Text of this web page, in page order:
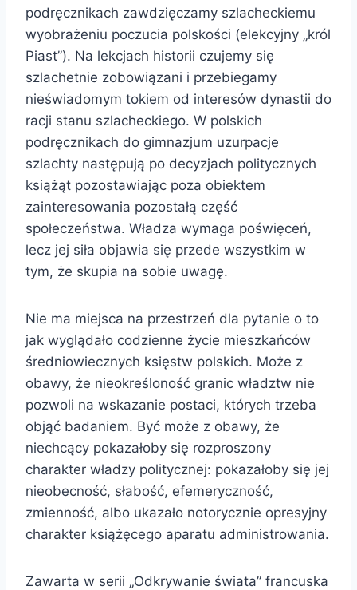
podręcznikach zawdzięczamy szlacheckiemu
wyobrażeniu poczucia polskości (elekcyjny „król
Piast”). Na lekcjach historii czujemy się
szlachetnie zobowiązani i przebiegamy
nieświadomym tokiem od interesów dynastii do
racji stanu szlacheckiego. W polskich
podręcznikach do gimnazjum uzurpacje
szlachty następują po decyzjach politycznych
książąt pozostawiając poza obiektem
zainteresowania pozostałą część
społeczeństwa. Władza wymaga poświęceń,
lecz jej siła objawia się przede wszystkim w
tym, że skupia na sobie uwagę.
Nie ma miejsca na przestrzeń dla pytanie o to
jak wyglądało codzienne życie mieszkańców
średniowiecznych księstw polskich. Może z
obawy, że nieokreśloność granic władztw nie
pozwoli na wskazanie postaci, których trzeba
objąć badaniem. Być może z obawy, że
niechcący pokazałoby się rozproszony
charakter władzy politycznej: pokazałoby się jej
nieobecność, słabość, efemeryczność,
zmienność, albo ukazało notorycznie opresyjny
charakter książęcego aparatu administrowania.
Zawarta w serii „Odkrywanie świata” francuska